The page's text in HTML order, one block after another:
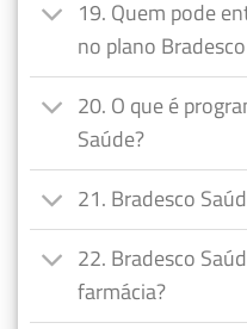
19. Quem pode
no plano
20. O que é
Saúde?
21. Bradesco
22. Bradesco
farmácia?